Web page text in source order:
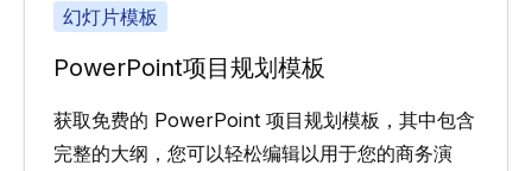
幻灯片模板
PowerPoint项目规划模板
获取免费的 PowerPoint 项目规划模板，其中包含
完整的大纲，您可以轻松编辑以用于您的商务演